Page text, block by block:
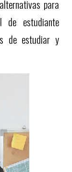
para
de estudiante
de estudiar y